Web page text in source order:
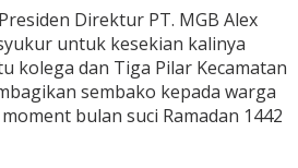
Direktur PT. MGB Alex
untuk kesekian kalinya
kolega dan Tiga Pilar Kecamatan
sembako kepada warga
bulan suci Ramadan 1442